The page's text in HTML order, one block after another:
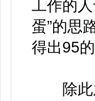
工作的
蛋”的思
得出95
除此之